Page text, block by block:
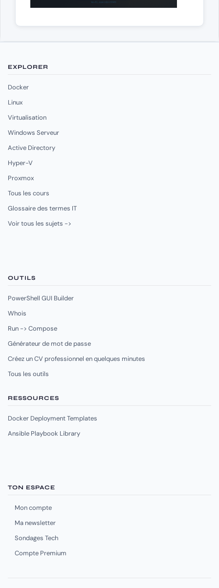
EXPLORER
Docker
Linux
Virtualisation
Windows Serveur
Active Directory
Hyper-V
Proxmox
Tous les cours
Glossaire des termes IT
Voir tous les sujets ->
OUTILS
PowerShell GUI Builder
Whois
Run -> Compose
Générateur de mot de passe
Créez un CV professionnel en quelques minutes
Tous les outils
RESSOURCES
Docker Deployment Templates
Ansible Playbook Library
TON ESPACE
Mon compte
Ma newsletter
Sondages Tech
Compte Premium